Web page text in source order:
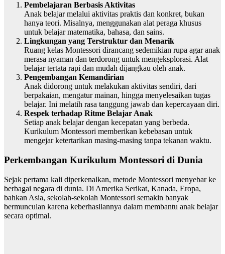
Pembelajaran Berbasis Aktivitas
Anak belajar melalui aktivitas praktis dan konkret, bukan
hanya teori. Misalnya, menggunakan alat peraga khusus
untuk belajar matematika, bahasa, dan sains.
Lingkungan yang Terstruktur dan Menarik
Ruang kelas Montessori dirancang sedemikian rupa agar anak
merasa nyaman dan terdorong untuk mengeksplorasi. Alat
belajar tertata rapi dan mudah dijangkau oleh anak.
Pengembangan Kemandirian
Anak didorong untuk melakukan aktivitas sendiri, dari
berpakaian, mengatur mainan, hingga menyelesaikan tugas
belajar. Ini melatih rasa tanggung jawab dan kepercayaan diri.
Respek terhadap Ritme Belajar Anak
Setiap anak belajar dengan kecepatan yang berbeda.
Kurikulum Montessori memberikan kebebasan untuk
mengejar ketertarikan masing-masing tanpa tekanan waktu.
Perkembangan Kurikulum Montessori di Dunia
Sejak pertama kali diperkenalkan, metode Montessori menyebar ke
berbagai negara di dunia. Di Amerika Serikat, Kanada, Eropa,
bahkan Asia, sekolah-sekolah Montessori semakin banyak
bermunculan karena keberhasilannya dalam membantu anak belajar
secara optimal.